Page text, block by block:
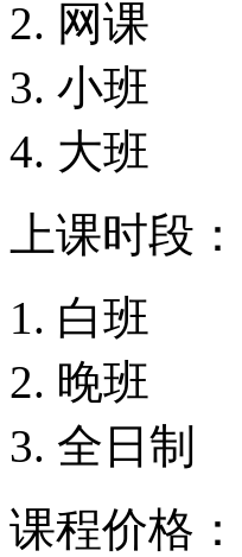
网课
小班
大班
上课时段：
白班
晚班
全日制
课程价格：